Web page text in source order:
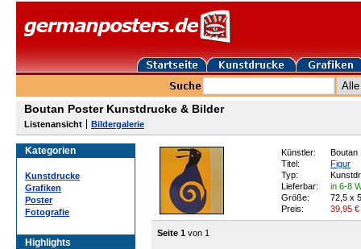
Boutan Poster Kunstdrucke & Bilder
Listenansicht Bildergalerie
Kategorien
Kunstdrucke
Grafiken
Poster
Fotografie
Highlights
Künstler:
Boutan
Titel:
Figur
Typ:
Lieferbar:
in 6-8
Größe:
72,5 x
Preis:
39,95 €
Seite 1 von 1